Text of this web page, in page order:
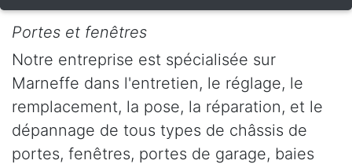
Portes et fenêtres
Notre entreprise est spécialisée sur
Marneffe dans l'entretien, le réglage, le
remplacement, la pose, la réparation, et le
dépannage de tous types de châssis de
portes, fenêtres, portes de garage, baies